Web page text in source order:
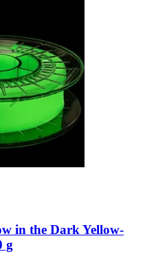
in the Dark Yellow-​
g